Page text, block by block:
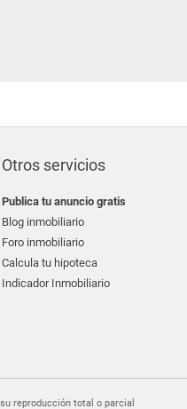
Otros servicios
Publica tu anuncio gratis
Blog inmobiliario
Foro inmobiliario
Calcula tu hipoteca
Indicador Inmobiliario
reproducción total o parcial